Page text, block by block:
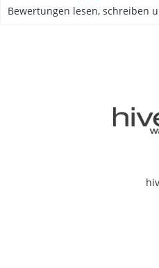
Bewertungen lesen, schreiben